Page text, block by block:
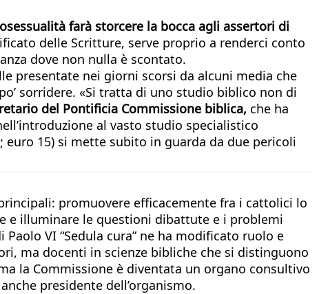
farà storcere la bocca agli assertori di
delle Scritture, serve proprio a renderci conto
dove non nulla è scontato.
presentate nei giorni scorsi da alcuni media che
sorridere. «Si tratta di uno studio biblico non di
del Pontificia Commissione biblica, che ha
al vasto studio specialistico
euro 15) si mette subito in guarda da due pericoli
promuovere efficacemente fra i cattolici lo
e illuminare le questioni dibattute e i problemi
VI “Sedula cura” ne ha modificato ruolo e
ma docenti in scienze bibliche che si distinguono
la Commissione è diventata un organo consultivo
presidente dell’organismo.